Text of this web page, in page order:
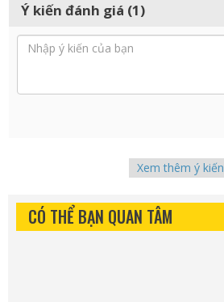
Ý kiến đánh giá (1)
Xem thêm ý kiến
CÓ THỂ BẠN QUAN TÂM